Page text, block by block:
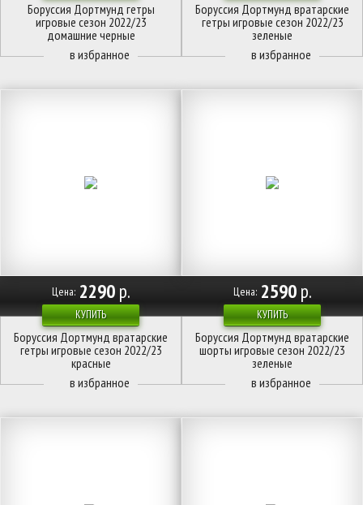
Боруссия Дортмунд гетры
игровые сезон 2022/23
домашние черные
Боруссия Дортмунд вратарские
гетры игровые сезон 2022/23
зеленые
КУПИТЬ
Цена: 2290р.
Боруссия Дортмунд вратарские
гетры игровые сезон 2022/23
красные
КУПИТЬ
Цена: 2590р.
Боруссия Дортмунд вратарские
шорты игровые сезон 2022/23
зеленые